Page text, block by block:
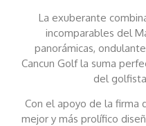
La exuberante
incomparables del
panorámicas,
Cancun Golf la suma
del
Con el apoyo de la firma
mejor y más prolífico